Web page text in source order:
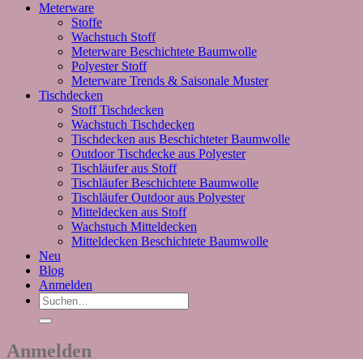
Meterware
Stoffe
Wachstuch Stoff
Meterware Beschichtete Baumwolle
Polyester Stoff
Meterware Trends & Saisonale Muster
Tischdecken
Stoff Tischdecken
Wachstuch Tischdecken
Tischdecken aus Beschichteter Baumwolle
Outdoor Tischdecke aus Polyester
Tischläufer aus Stoff
Tischläufer Beschichtete Baumwolle
Tischläufer Outdoor aus Polyester
Mitteldecken aus Stoff
Wachstuch Mitteldecken
Mitteldecken Beschichtete Baumwolle
Neu
Blog
Anmelden
Suchen
nach:
Anmelden